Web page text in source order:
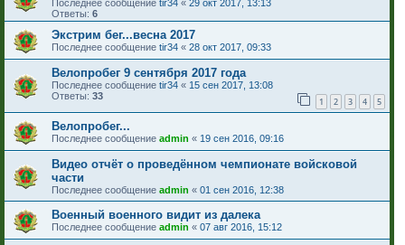
Последнее сообщение tir34 « 29 окт 2017, 13:13
Ответы: 6
Экстрим бег...весна 2017
Последнее сообщение tir34 « 28 окт 2017, 09:33
Велопробег 9 сентября 2017 года
Последнее сообщение tir34 « 15 сен 2017, 13:08
Ответы: 33 1 2 3 4 5
Велопробег...
Последнее сообщение admin « 19 сен 2016, 09:16
Видео отчёт о проведённом чемпионате войсковой
части
Последнее сообщение admin « 01 сен 2016, 12:38
Военный военного видит из далека
Последнее сообщение admin « 07 авг 2016, 15:12